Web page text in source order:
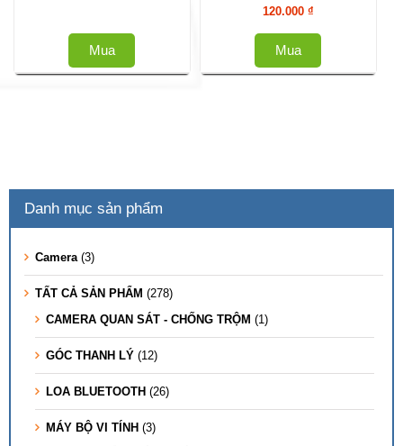
Mua
120.000 ₫
Mua
Danh mục sản phẩm
Camera (3)
TẤT CẢ SẢN PHẨM (278)
CAMERA QUAN SÁT - CHỐNG TRỘM (1)
GÓC THANH LÝ (12)
LOA BLUETOOTH (26)
MÁY BỘ VI TÍNH (3)